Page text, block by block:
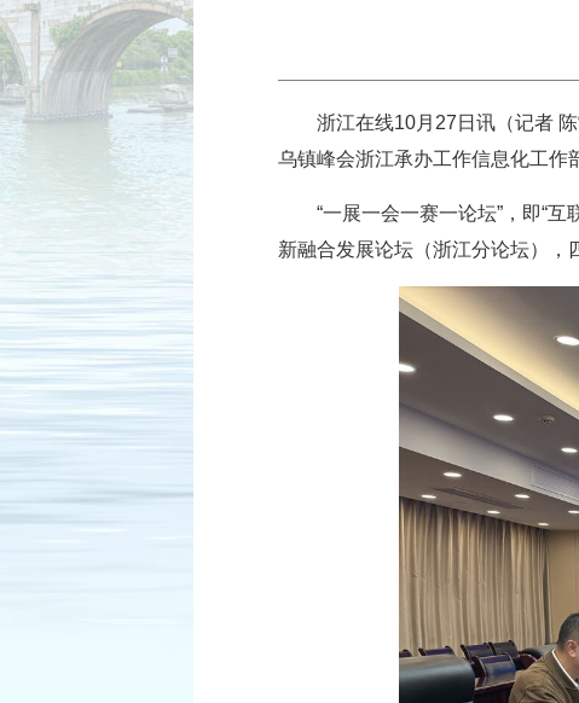
浙江在线10月27日讯（记者
乌镇峰会浙江承办工作信息化工作
“一展一会一赛一论坛”，即“
新融合发展论坛（浙江分论坛），